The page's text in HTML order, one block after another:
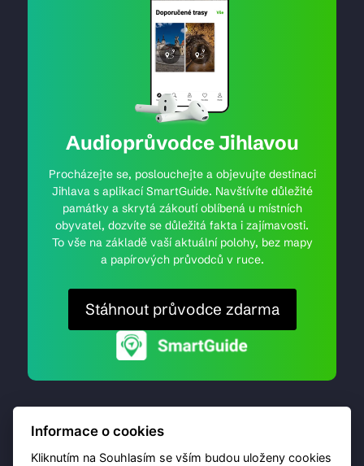
Audioprůvodce Jihlavou
Procházejte se, poslouchejte a objevujte destinaci
Jihlava s aplikací SmartGuide. Navštívíte důležité
památky a skrytá zákoutí oblíbená u místních
obyvatel, dozvíte se důležitá fakta i zajímavosti.
To vše na základě vaší aktuální polohy, bez mapy
a papírových průvodců v ruce.
Stáhnout průvodce zdarma
Informace o cookies
Kliknutím na Souhlasím se vším budou uloženy cookies